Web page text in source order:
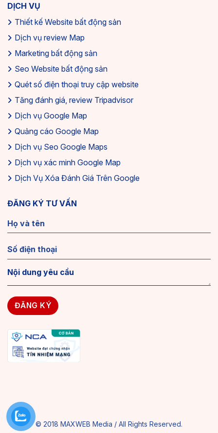
DỊCH VỤ
Thiết kế Website bất động sản
Dịch vụ review Map
Marketing bất động sản
Seo Website bất động sản
Quét số điện thoại truy cập website
Tăng đánh giá, review Tripadvisor
Dịch vụ Google Map
Quảng cáo Google Map
Dịch vụ Seo Google Maps
Dịch vụ xác minh Google Map
Dịch Vụ Xóa Đánh Giá Trên Google
ĐĂNG KÝ TƯ VẤN
© 2018 MAXWEB Media / All Rights Reserved.